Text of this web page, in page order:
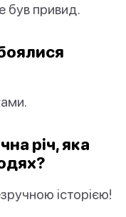
був привид.
річ, яка
історією!